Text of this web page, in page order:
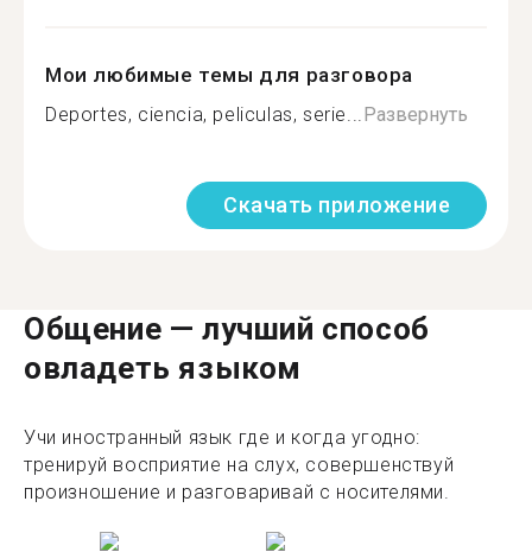
Мои любимые темы для разговора
Deportes, ciencia, peliculas, serie... Развернуть
Скачать приложение
Общение — лучший способ
овладеть языком
Учи иностранный язык где и когда угодно:
тренируй восприятие на слух, совершенствуй
произношение и разговаривай с носителями.